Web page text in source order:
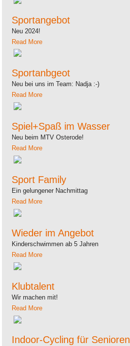
Sportangebot
Neu 2024!
Read More
Sportanbgeot
Neu bei uns im Team: Nadja :-)
Read More
Spiel+Spaß im Wasser
Neu beim MTV Osterode!
Read More
Sport Family
Ein gelungener Nachmittag
Read More
Wieder im Angebot
Kinderschwimmen ab 5 Jahren
Read More
Klubtalent
Wir machen mit!
Read More
Indoor-Cycling für Senioren